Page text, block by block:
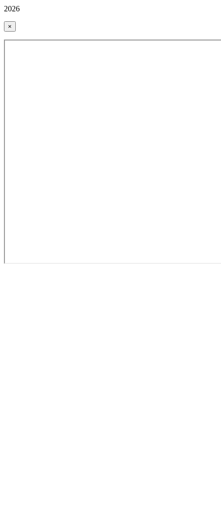
2026
×